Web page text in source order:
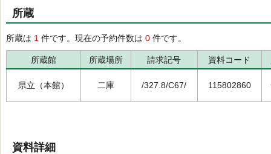
所蔵
所蔵は 1 件です。現在の予約件数は 0 件です。
所蔵館 所蔵場所 請求記号 資料コード
県立（本館） 二庫 /327.8/C67/ 115802860
資料詳細